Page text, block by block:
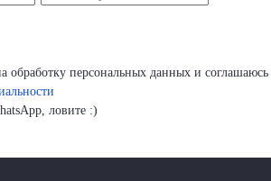
обработку персональных данных и соглашаюсь
ловите :)